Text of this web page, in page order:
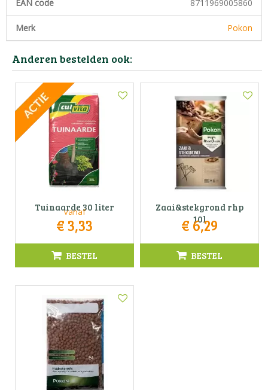
EAN code 8711969005860
Merk Pokon
Anderen bestelden ook:
Tuinaarde 30 liter
vanaf
€3,33
BESTEL
Zaai&stekgrond rhp
10l
€ 6,29
BESTEL